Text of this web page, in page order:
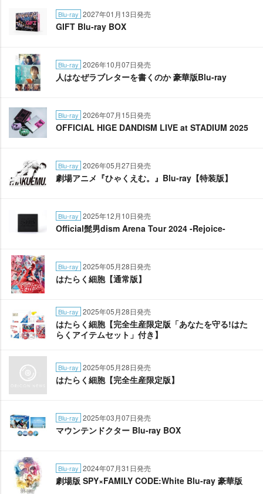
Blu-ray 2027年01月13日発売
GIFT Blu-ray BOX
Blu-ray 2026年10月07日発売
人はなぜラブレターを書くのか 豪華版Blu-ray
Blu-ray 2026年07月15日発売
OFFICIAL HIGE DANDISM LIVE at STADIUM 2025
Blu-ray 2026年05月27日発売
劇場アニメ『ひゃくえむ。』Blu-ray【特装版】
Blu-ray 2025年12月10日発売
Official髭男dism Arena Tour 2024 -Rejoice-
Blu-ray 2025年05月28日発売
はたらく細胞【通常版】
Blu-ray 2025年05月28日発売
はたらく細胞【完全生産限定版「あなたを守る!はた
らくアイテムセット」付き】
Blu-ray 2025年05月28日発売
はたらく細胞【完全生産限定版】
Blu-ray 2025年03月07日発売
マウンテンドクター Blu-ray BOX
Blu-ray 2024年07月31日発売
劇場版 SPY×FAMILY CODE:White Blu-ray 豪華版